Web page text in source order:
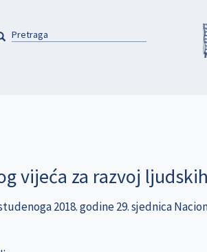
vijeća za razvoj
2018. godine 29. sjednica